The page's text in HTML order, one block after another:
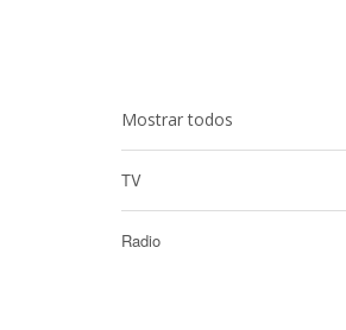
Mostrar todos
TV
Radio